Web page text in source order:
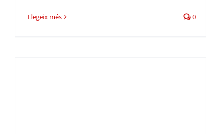
Llegeix més 0